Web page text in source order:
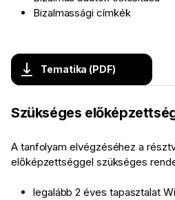
Bizalmassági címkék
Tematika (PDF)
Szükséges
A tanfolyam elvégzéséhez a
előképzettséggel szükséges
legalább 2 éves tapasztalat